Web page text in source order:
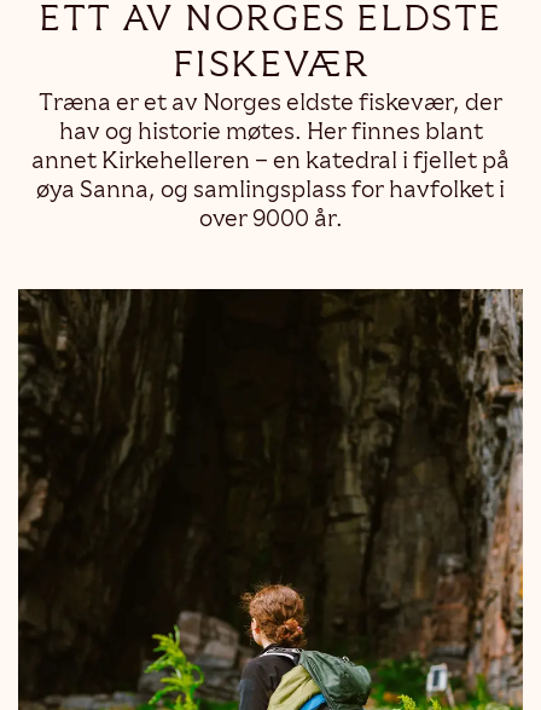
ETT AV NORGES ELDSTE
FISKEVÆR
Træna er et av Norges eldste fiskevær, der
hav og historie møtes. Her finnes blant
annet Kirkehelleren – en katedral i fjellet på
øya Sanna, og samlingsplass for havfolket i
over 9000 år.